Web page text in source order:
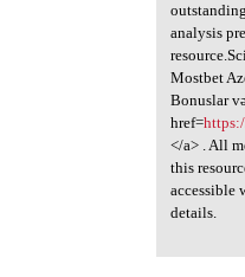
analysis
Mostbet
Bonuslar
href=
</a> . All
this
accessible
details.